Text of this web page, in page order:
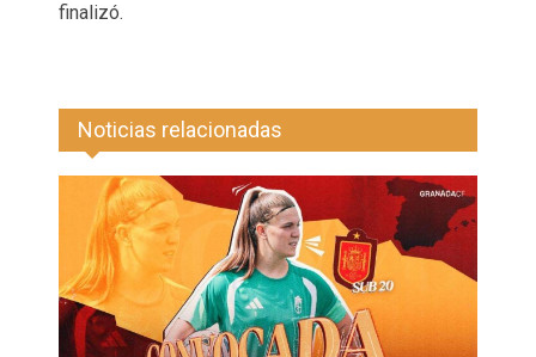
finalizó.
Noticias relacionadas